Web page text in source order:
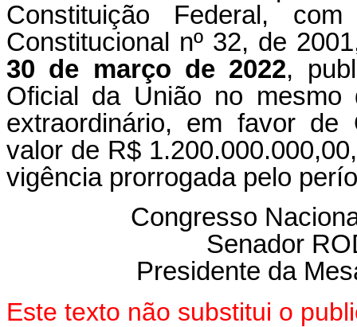
Constituição Federal,
Constitucional nº 32, de
30 de março de 2022,
Oficial da União no
extraordinário, em favor
valor de R$
vigência prorrogada pelo
Congresso
Senador
Presidente da
Este texto não substitui o